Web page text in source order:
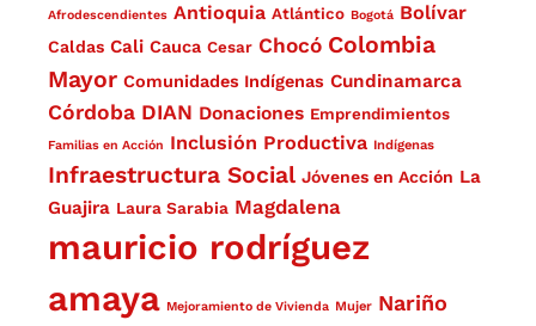
Afrodescendientes Antioquia Atlántico Bogotá Bolívar
Caldas Cali Cauca Cesar Chocó Colombia
Mayor Comunidades Indígenas Cundinamarca
Córdoba DIAN Donaciones Emprendimientos
Familias en Acción Inclusión Productiva Indígenas
Infraestructura Social Jóvenes en Acción La
Guajira Laura Sarabia Magdalena
mauricio rodríguez
amaya Mejoramiento de Vivienda Mujer Nariño